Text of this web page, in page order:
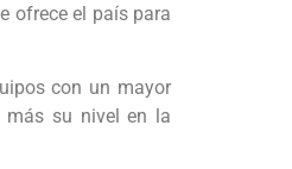
ofrece el país para
con un mayor
más su nivel en la